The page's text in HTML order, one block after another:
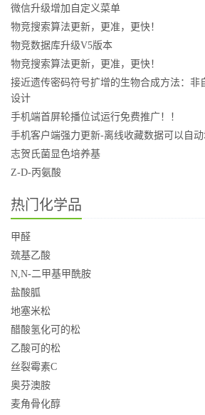
微信升级增加自定义菜单
物竞搜索算法更新，更准，更快！
物竞数据库升级V5版本
物竞搜索算法更新，更准，更快！
接近遗传密码符号扩增的生物合成方法：非
设计
手机端首屏轮播位试运行免费推广！！
手机客户端强力更新-离线收藏数据可以自动
志贺氏菌显色培养基
Z-D-丙氨酸
热门化学品
甲醛
巯基乙酸
N,N-二甲基甲酰胺
盐酸胍
地塞米松
醋酸氢化可的松
乙酸可的松
丝裂霉素C
奥芬澳胺
麦角骨化醇